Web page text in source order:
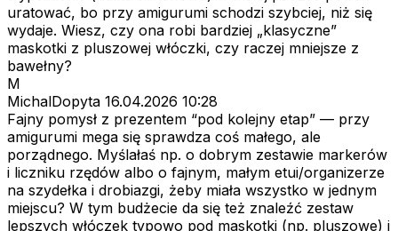
uratować, bo przy amigurumi schodzi szybciej, niż się
wydaje. Wiesz, czy ona robi bardziej „klasyczne”
maskotki z pluszowej włóczki, czy raczej mniejsze z
bawełny?
M
MichalDopyta 16.04.2026 10:28
Fajny pomysł z prezentem “pod kolejny etap” — przy
amigurumi mega się sprawdza coś małego, ale
porządnego. Myślałaś np. o dobrym zestawie markerów
i liczniku rzędów albo o fajnym, małym etui/organizerze
na szydełka i drobiazgi, żeby miała wszystko w jednym
miejscu? W tym budżecie da się też znaleźć zestaw
lepszych włóczek typowo pod maskotki (np. pluszowe) i